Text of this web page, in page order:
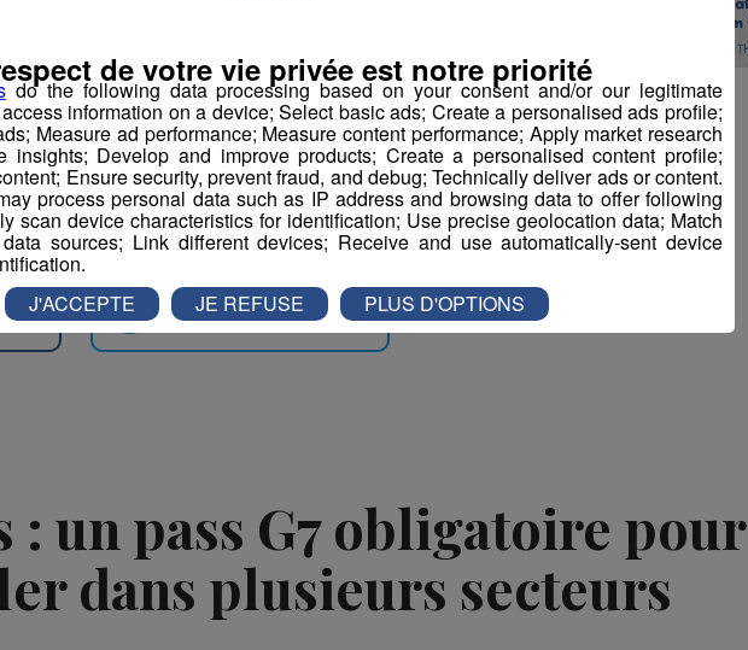
de la Ville de Chamonix-Mont Blanc, propriétaire
financièrement la fin de ce contrat en
000 euros et en acquérant des biens de retour à
titre de la partie restauration.
lancer un appel à manifestation d’intérêt pour
sr l'annexe du bâtiment historique réalisé à
Partager sur Twitter
: un pass G7 obligatoire pour
dans plusieurs secteurs
do the following data processing based on your consent and/or our legitimate
information on a device; Select basic ads; Create a personalised ads profile;
Measure ad performance; Measure content performance; Apply market research
insights; Develop and improve products; Create a personalised content profile;
Ensure security, prevent fraud, and debug; Technically deliver ads or content.
process personal data such as IP address and browsing data to offer following
scan device characteristics for identification; Use precise geolocation data; Match
sources; Link different devices; Receive and use automatically-sent device
de votre vie privée est notre priorité
J'ACCEPTE JE REFUSE PLUS D'OPTIONS